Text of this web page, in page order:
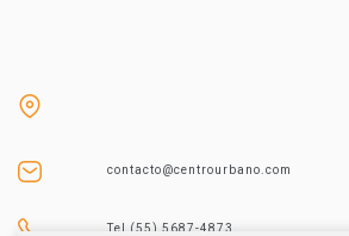
contacto@centrourbano.com
Tel (55) 5687-4873